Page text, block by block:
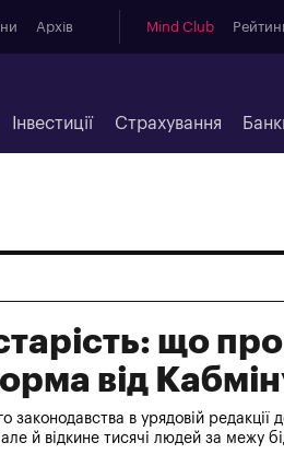
Архів Mind Club
Інвестиції Страхування
що
від
законодавства в урядовій редакції
й відкине тисячі людей за межу